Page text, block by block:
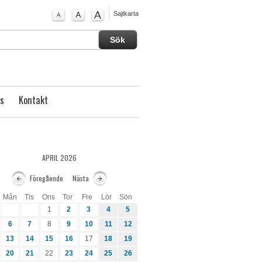
Sajtkarta
Kontakt
APRIL 2026
Föregående
Nästa
Mån Tis Ons Tor Fre Lör
Sön
1 2 3 4
5
6 7 8 9 10 11
12
13 14 15 16 17 18
19
20 21 22 23 24 25
26